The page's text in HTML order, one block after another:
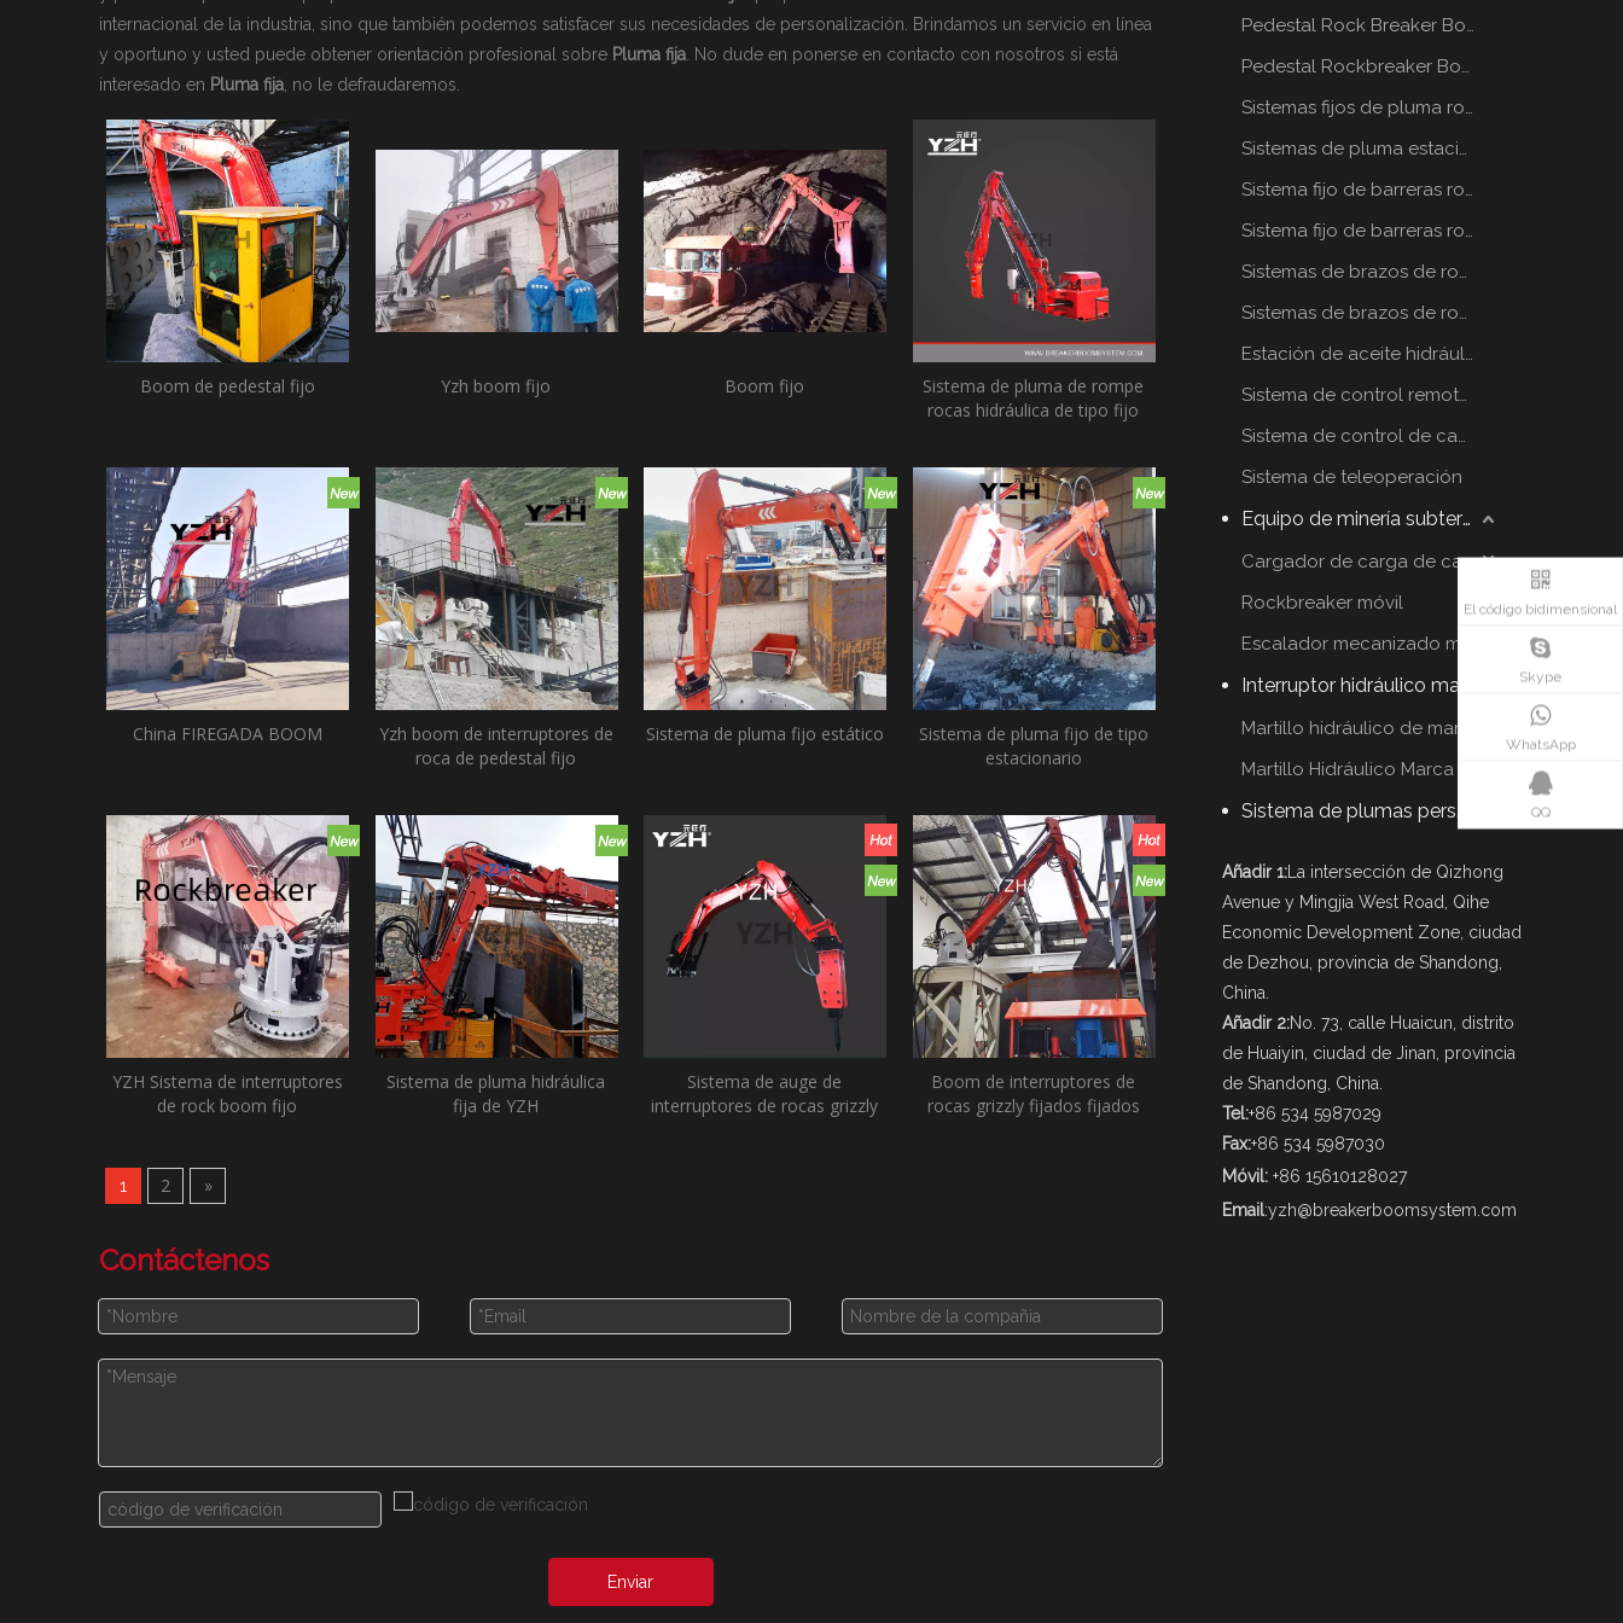
Martillo hidráulico de marca YZH
Martillo Hidráulico Marca Rammer
Sistema de barreras personalizadas
internacional de la industria, sino que también podemos satisfacer sus necesidades de personalización. Brindamos un servicio en línea
y oportuno y usted puede obtener orientación profesional sobre Pluma fija . No dude en ponerse en contacto con nosotros si está
interesado en Pluma fija , no le defraudaremos.
Boom de pedestal fijo Yzh boom fijo Boom fijo
Sistema de pluma de rompe
rocas hidráulica de tipo fijo
China FIREGADA BOOM
Yzh boom de interruptores de
roca de pedestal fijo
Sistema de pluma fijo estático
Sistema de pluma fijo de tipo
estacionario
YZH Sistema de interruptores
de rock boom fijo
Sistema de pluma hidráulica
fija de YZH
Sistema de auge de
interruptores de rocas grizzly
Boom de interruptores de
rocas grizzly fijados fijados
1 2 »
Contáctenos
Enviar
Pedestal Rock Breaker Boom System
Pedestal Rockbreaker Boom System
Sistemas fijos de pluma rompe rocas
Sistemas de pluma estacionaria rompe rocas
Sistema fijo de barreras rompe rocas
Sistema fijo de barreras rompe rocas
Sistemas de brazos de rompe rocas estáticos
Sistemas de brazos de rompe rocas estáticos
Estación de aceite hidráulico
Sistema de control remoto por radio
Sistema de control de cabina
Sistema de teleoperación
Equipo de minería subterráneo
Cargador de carga de carga
Rockbreaker móvil
Sistema de plumas personalizadas
Añadir 1: La intersección de Qizhong
Avenue y Mingjia West Road, Qihe
Economic Development Zone, ciudad
de Dezhou, provincia de Shandong,
China.
Añadir 2:No. 73, calle Huaicun, distrito
de Huaiyin, ciudad de Jinan, provincia
de Shandong, China.
Tel:+86 534 5987029
Fax:+86 534 5987030
Móvil: +86 15610128027
Email:yzh@breakerboomsystem.com
El código bidimensional
Skype
WhatsApp
QQ